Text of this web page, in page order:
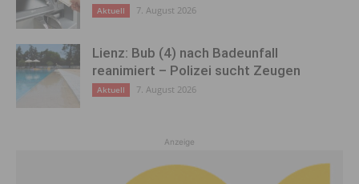
Aktuell 7. August 2026
Lienz: Bub (4) nach Badeunfall
reanimiert – Polizei sucht Zeugen
Aktuell 7. August 2026
Anzeige